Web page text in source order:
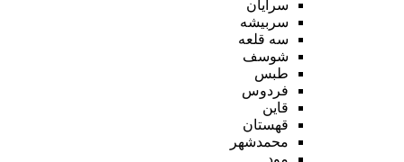
سرایان
سربیشه
سه قلعه
شوسف
طبس
فردوس
قاین
قهستان
محمدشهر
مود